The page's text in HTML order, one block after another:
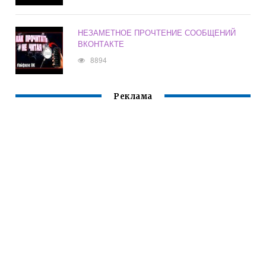
НЕЗАМЕТНОЕ ПРОЧТЕНИЕ СООБЩЕНИЙ
ВКОНТАКТЕ
8894
Реклама